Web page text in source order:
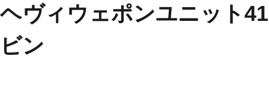
ヘヴィウェポンユニット
ビン